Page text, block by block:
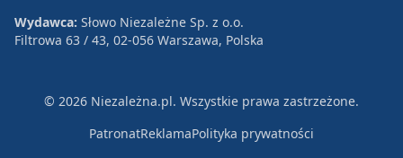
Wydawca: Słowo Niezależne Sp. z o.o.
Filtrowa 63 / 43, 02-056 Warszawa, Polska
© 2026 Niezależna.pl. Wszystkie prawa zastrzeżone.
PatronatReklamaPolityka prywatności